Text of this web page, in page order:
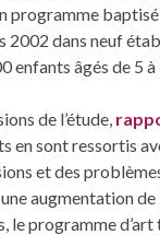
programme baptisé
2002 dans neuf
enfants âgés de 5 à
de l’étude,
en sont ressortis
et des
augmentation de
le programme